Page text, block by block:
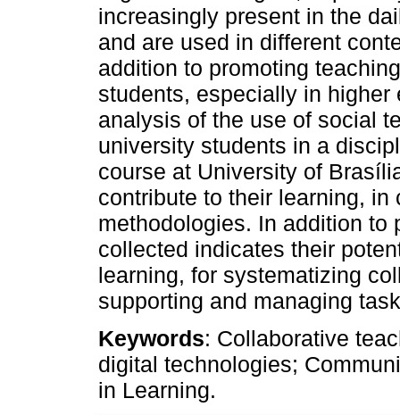
increasingly present in the
and are used in different
addition to promoting
students, especially in
analysis of the use of social
university students in a
course at University of
contribute to their learning,
methodologies. In addition to
collected indicates their
learning, for systematizing
supporting and managing
Keywords: Collaborative
digital technologies;
in Learning.